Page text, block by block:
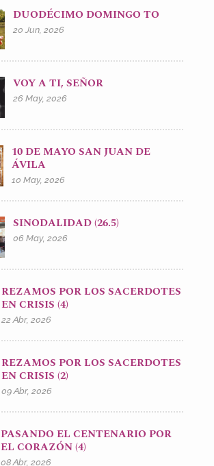
DUODÉCIMO DOMINGO TO
20 Jun, 2026
VOY A TI, SEÑOR
26 May, 2026
10 DE MAYO SAN JUAN DE
ÁVILA
10 May, 2026
SINODALIDAD (26.5)
06 May, 2026
REZAMOS POR LOS SACERDOTES
EN CRISIS (4)
22 Abr, 2026
REZAMOS POR LOS SACERDOTES
EN CRISIS (2)
09 Abr, 2026
PASANDO EL CENTENARIO POR
EL CORAZÓN (4)
08 Abr, 2026